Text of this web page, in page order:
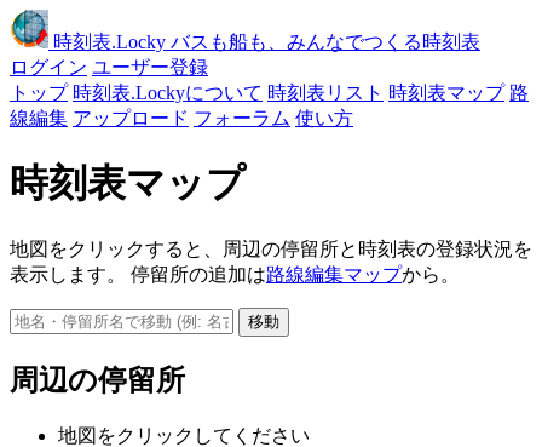
時刻表.Locky バスも船も、みんなでつくる時刻表
ログイン ユーザー登録
トップ 時刻表.Lockyについて 時刻表リスト 時刻表マップ 路
線編集 アップロード フォーラム 使い方
時刻表マップ
地図をクリックすると、周辺の停留所と時刻表の登録状況を
表示します。 停留所の追加は路線編集マップから。
移動
周辺の停留所
地図をクリックしてください